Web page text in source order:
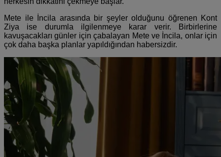
Mete ile İncila arasında bir şeyler olduğunu öğrenen Kont
Ziya ise durumla ilgilenmeye karar verir. Birbirlerine
kavuşacakları günler için çabalayan Mete ve İncila, onlar için
çok daha başka planlar yapıldığından habersizdir.